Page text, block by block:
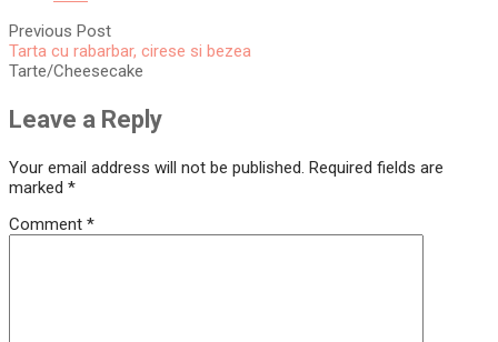
Previous Post
Tarta cu rabarbar, cirese si bezea
Tarte/Cheesecake
Leave a Reply
Your email address will not be published. Required fields are
marked *
Comment *